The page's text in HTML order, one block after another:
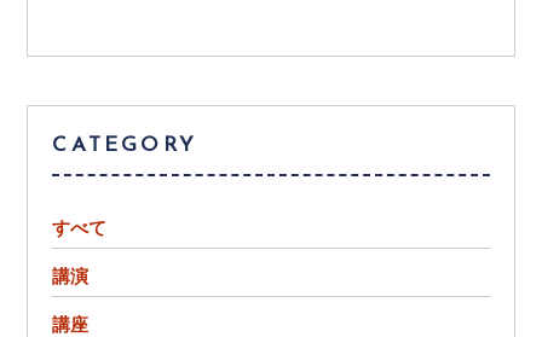
CATEGORY
すべて
講演
講座